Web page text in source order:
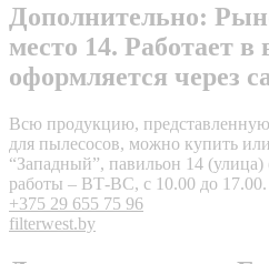
Дополнительно:
место 14. Работает
оформляется через
Всю продукцию, представленную
для пылесосов, можно купить
“Западный”, павильон 14
работы – ВТ-ВС, с 10.00 до 17.00.
+375 29 655 75 96
filterwest.by